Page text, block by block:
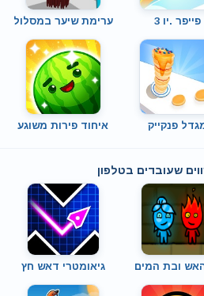
פייפר .יו 3 ערימת שיער במסלול
פנקייק איחוד פירות משוגע
שעובדים בטלפון
ובת המים גיאומטרי דאש חץ